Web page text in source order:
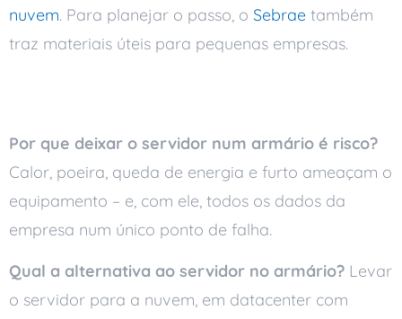
nuvem. Para planejar o passo, o Sebrae também
traz materiais úteis para pequenas empresas.
Por que deixar o servidor num armário é risco?
Calor, poeira, queda de energia e furto ameaçam o
equipamento – e, com ele, todos os dados da
empresa num único ponto de falha.
Qual a alternativa ao servidor no armário? Levar
o servidor para a nuvem, em datacenter com